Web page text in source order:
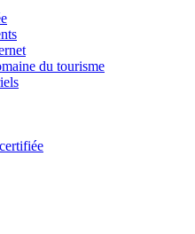
du tourisme